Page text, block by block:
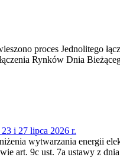
proces Jednolitego
Rynków Dnia
i 27 lipca 2026 r.
wytwarzania energii
art. 9c ust. 7a ustawy z